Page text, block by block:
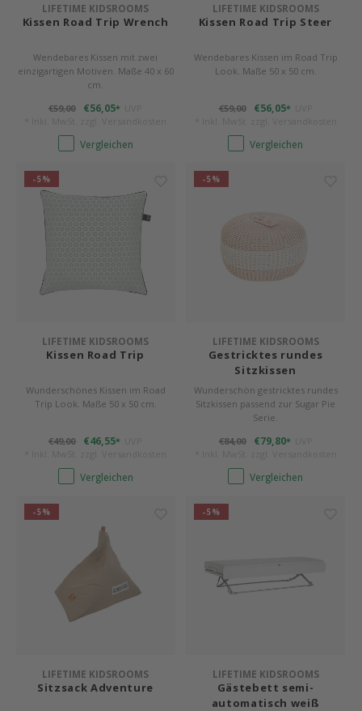
LIFETIME KIDSROOMS
Kissen Road Trip Wrench
Wendebares Kissen mit zwei
einzigartigen Motiven. Maße 40 x 60
cm.
€59,00
€56,05*
Vergleichen
LIFETIME KIDSROOMS
Kissen Road Trip Steer
Wendebares Kissen im Road Trip
Look. Maße 50 x 50 cm.
€59,00 €56,05*
Vergleichen
-5%
LIFETIME KIDSROOMS
Kissen Road Trip
Wunderschönes Kissen im Road
Trip Look. Maße 50 x 50 cm.
€49,00 €46,55*
Vergleichen
-5%
LIFETIME KIDSROOMS
Gestricktes rundes
Sitzkissen
Wunderschön gestricktes rundes
Sitzkissen passend zur Sugar Pie
Serie.
€84,00
€79,80*
Vergleichen
-5%
LIFETIME KIDSROOMS
Sitzsack Adventure
-5%
LIFETIME KIDSROOMS
Gästebett semi-
automatisch weiß